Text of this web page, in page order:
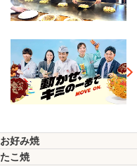
お好み焼
たこ焼